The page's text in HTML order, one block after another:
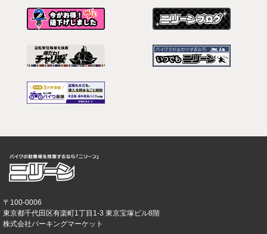
〒100-0006
東京都千代田区有楽町1丁目1-3 東京宝塚ビル8階
株式会社パーキングマーケット